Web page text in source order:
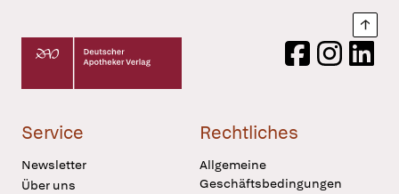
Deutscher Apotheker Verlag Logo
FacebookInstagram
Service
Newsletter
Über uns
Rechtliches
Allgemeine
Geschäftsbedingungen